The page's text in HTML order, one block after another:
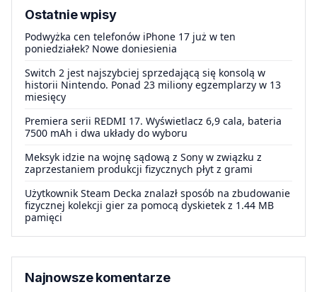
Ostatnie wpisy
Podwyżka cen telefonów iPhone 17 już w ten
poniedziałek? Nowe doniesienia
Switch 2 jest najszybciej sprzedającą się konsolą w
historii Nintendo. Ponad 23 miliony egzemplarzy w 13
miesięcy
Premiera serii REDMI 17. Wyświetlacz 6,9 cala, bateria
7500 mAh i dwa układy do wyboru
Meksyk idzie na wojnę sądową z Sony w związku z
zaprzestaniem produkcji fizycznych płyt z grami
Użytkownik Steam Decka znalazł sposób na zbudowanie
fizycznej kolekcji gier za pomocą dyskietek z 1.44 MB
pamięci
Najnowsze komentarze